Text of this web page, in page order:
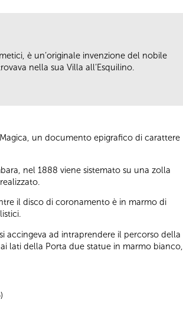
è un’originale invenzione del nobile
nella sua Villa all’Esquilino.
un documento epigrafico di carattere
nel 1888 viene sistemato su una zolla
il disco di coronamento è in marmo di
accingeva ad intraprendere il percorso della
lati della Porta due statue in marmo bianco,